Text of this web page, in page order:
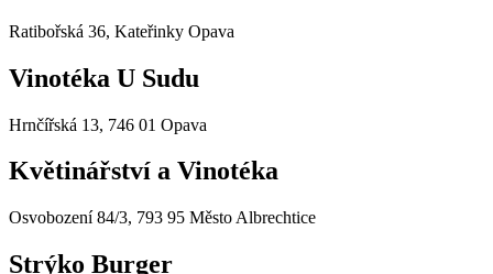
Ratibořská 36, Kateřinky Opava
Vinotéka U Sudu
Hrnčířská 13, 746 01 Opava
Květinářství a Vinotéka
Osvobození 84/3, 793 95 Město Albrechtice
Strýko Burger